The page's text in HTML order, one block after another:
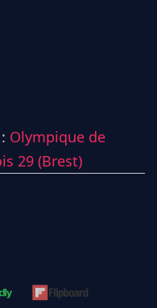
Olympique de
29 (Brest)